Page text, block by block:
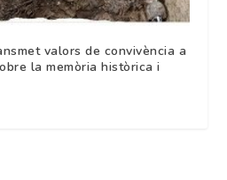
valors de convivència a
la memòria històrica i